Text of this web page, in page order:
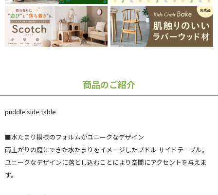
商品のご紹介
puddle side table
■水たまり模様のフォルムがユニークなデザイン
雨上がりの庭にできた水たまりをイメージしたプドル サイドテーブル。
ユニークなデザインに落とし込むことにより空間にアクセントを与えま
す。